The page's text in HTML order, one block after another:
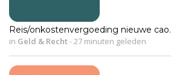
Reis/onkostenvergoeding nieuwe cao.
in Geld & Recht-27 minuten geleden